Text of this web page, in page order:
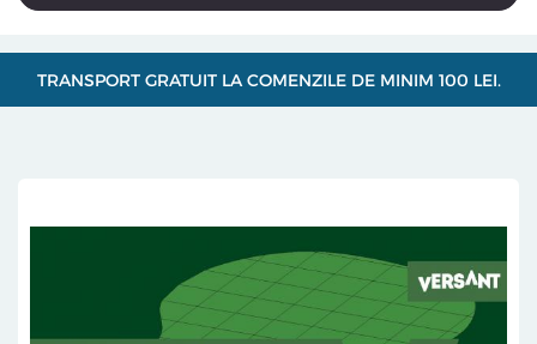
TRANSPORT GRATUIT LA COMENZILE DE MINIM 100 LEI.